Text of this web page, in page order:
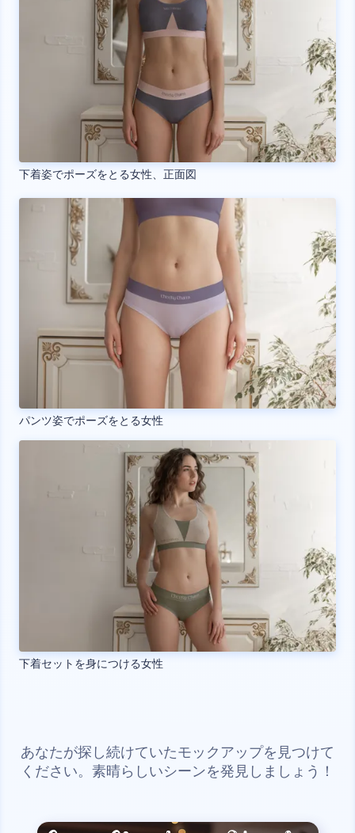
下着姿でポーズをとる女性、正面図
パンツ姿でポーズをとる女性
下着セットを身につける女性
あなたが探し続けていたモックアップを見つけて
ください。素晴らしいシーンを発見しましょう！